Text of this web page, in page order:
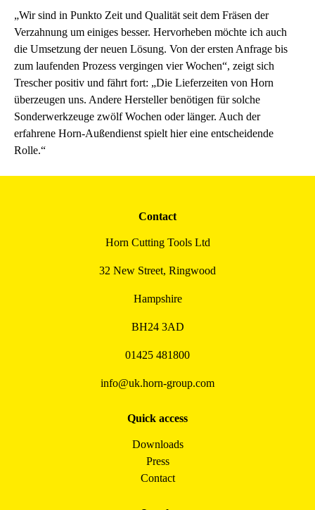
„Wir sind in Punkto Zeit und Qualität seit dem Fräsen der
Verzahnung um einiges besser. Hervorheben möchte ich auch
die Umsetzung der neuen Lösung. Von der ersten Anfrage bis
zum laufenden Prozess vergingen vier Wochen“, zeigt sich
Trescher positiv und fährt fort: „Die Lieferzeiten von Horn
überzeugen uns. Andere Hersteller benötigen für solche
Sonderwerkzeuge zwölf Wochen oder länger. Auch der
erfahrene Horn-Außendienst spielt hier eine entscheidende
Rolle.“
Contact
Horn Cutting Tools Ltd
32 New Street, Ringwood
Hampshire
BH24 3AD
01425 481800
info@uk.horn-group.com
Quick access
Downloads
Press
Contact